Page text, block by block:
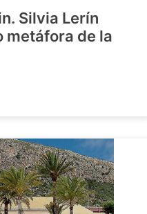
Silvia Lerín
metáfora de la